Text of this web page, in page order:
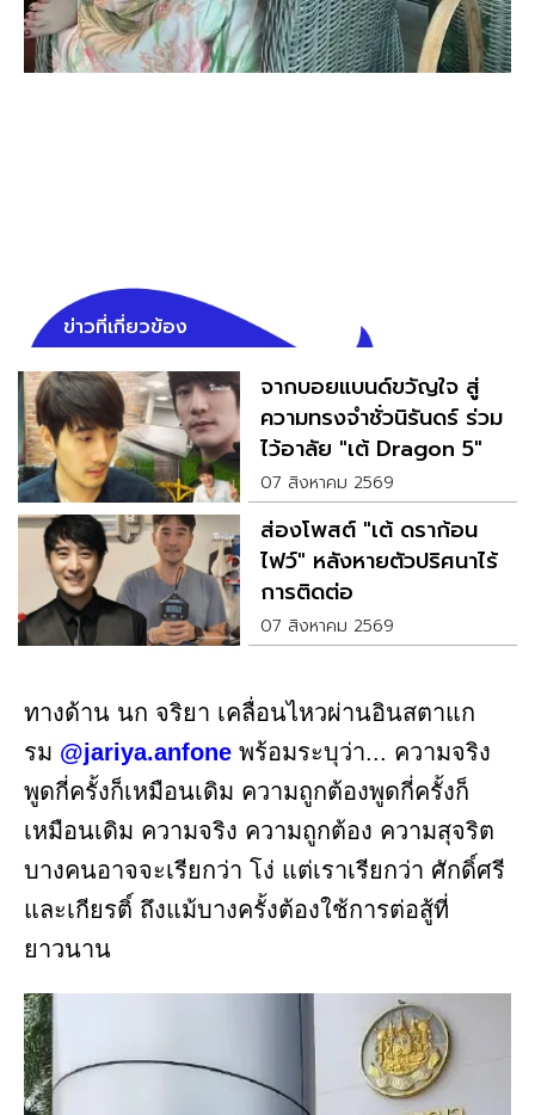
ข่าวที่เกี่ยวข้อง
จากบอยแบนด์ขวัญใจ สู่
ความทรงจำชั่วนิรันดร์ ร่วม
ไว้อาลัย "เต้ Dragon 5"
07 สิงหาคม 2569
ส่องโพสต์ "เต้ ดราก้อน
ไฟว์" หลังหายตัวปริศนาไร้
การติดต่อ
07 สิงหาคม 2569
ทางด้าน นก จริยา เคลื่อนไหวผ่านอินสตาแก
รม @jariya.anfone พร้อมระบุว่า... ความจริง
พูดกี่ครั้งก็เหมือนเดิม ความถูกต้องพูดกี่ครั้งก็
เหมือนเดิม ความจริง ความถูกต้อง ความสุจริต
บางคนอาจจะเรียกว่า โง่ แต่เราเรียกว่า ศักดิ์ศรี
และเกียรติ์ ถึงแม้บางครั้งต้องใช้การต่อสู้ที่
ยาวนาน